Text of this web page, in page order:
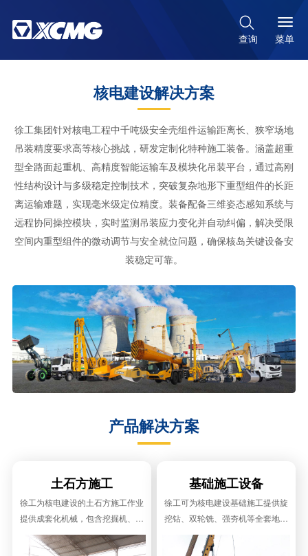

查询 菜单
核电建设解决方案
徐工集团针对核电工程中千吨级安全壳组件运输距离长、狭窄场地
吊装精度要求高等核心挑战，研发定制化特种施工装备。涵盖超重
型全路面起重机、高精度智能运输车及模块化吊装平台，通过高刚
性结构设计与多级稳定控制技术，突破复杂地形下重型组件的长距
离运输难题，实现毫米级定位精度。装备配备三维姿态感知系统与
远程协同操控模块，实时监测吊装应力变化并自动纠偏，解决受限
空间内重型组件的微动调节与安全就位问题，确保核岛关键设备安
装稳定可靠。
产品解决方案
土石方施工
徐工为核电建设的土石方施工作业
提供成套化机械，包含挖掘机、装
载机、自卸车及道路机械等。
基础施工设备
徐工可为核电建设基础施工提供旋
挖钻、双轮铣、强夯机等全套地基
与基础施工装备。